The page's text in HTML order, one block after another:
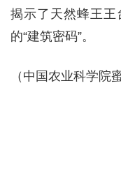
揭示了天然蜂王
的“建筑密码”。
（中国农业科学院